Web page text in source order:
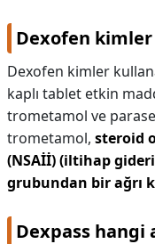
Dexofen
Dexofen kimler
kaplı tablet etkin
trometamol ve
trometamol, steroid
(NSAİİ) (iltihap
grubundan bir ağrı
Dexpass hangi